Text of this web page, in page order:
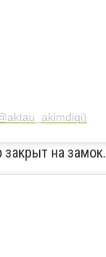
на замок.